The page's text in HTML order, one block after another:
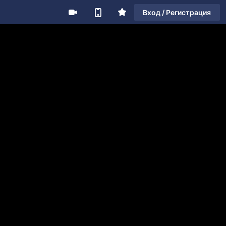
Вход / Регистрация